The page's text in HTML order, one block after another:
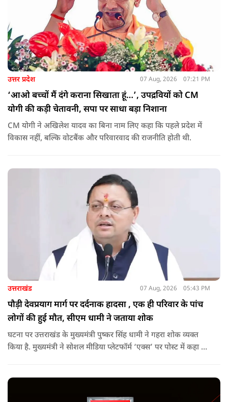
उत्तर प्रदेश 07 Aug, 2026 07:21 PM
‘आओ बच्चों मैं दंगे कराना सिखाता हूं…’, उपद्रवियों को CM
योगी की कड़ी चेतावनी, सपा पर साधा बड़ा निशाना
CM योगी ने अखिलेश यादव का बिना नाम लिए कहा कि पहले प्रदेश में
विकास नहीं, बल्कि वोटबैंक और परिवारवाद की राजनीति होती थी.
उत्तराखंड 07 Aug, 2026 05:43 PM
पौड़ी देवप्रयाग मार्ग पर दर्दनाक हादसा , एक ही परिवार के पांच
लोगों की हुई मौत, सीएम धामी ने जताया शोक
घटना पर उत्तराखंड के मुख्यमंत्री पुष्कर सिंह धामी ने गहरा शोक व्यक्त
किया है. मुख्यमंत्री ने सोशल मीडिया प्लेटफॉर्म ‘एक्स’ पर पोस्ट में कहा कि
उपचार तथा गंभीर रूप से घायलों को आवश्यकता पड़ने पर एयरलिफ्ट कर
उच्च चिकित्सा केंद्रों में रेफर करने के निर्देश दिए हैं.